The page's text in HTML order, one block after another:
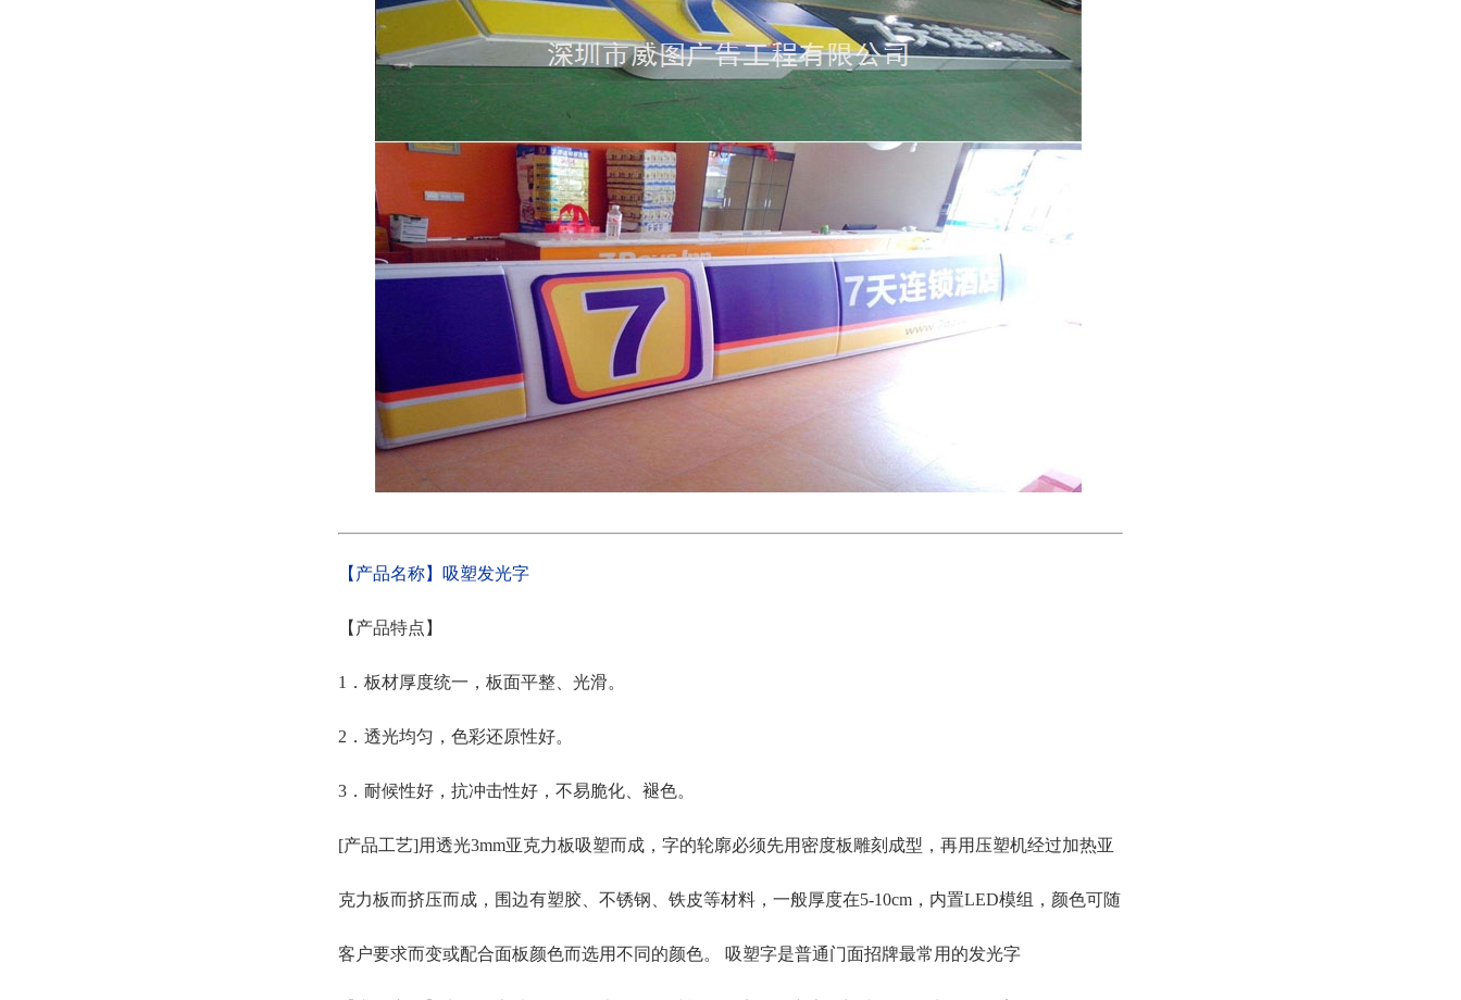
【产品名称】吸塑发光字
【产品特点】
1．板材厚度统一，板面平整、光滑。
2．透光均匀，色彩还原性好。
3．耐候性好，抗冲击性好，不易脆化、褪色。
[产品工艺]用透光3mm亚克力板吸塑而成，字的轮廓必须先用密度板雕刻成型，再用压塑机经过加热亚
克力板而挤压而成，围边有塑胶、不锈钢、铁皮等材料，一般厚度在5-10cm，内置LED模组，颜色可随
客户要求而变或配合面板颜色而选用不同的颜色。 吸塑字是普通门面招牌最常用的发光字